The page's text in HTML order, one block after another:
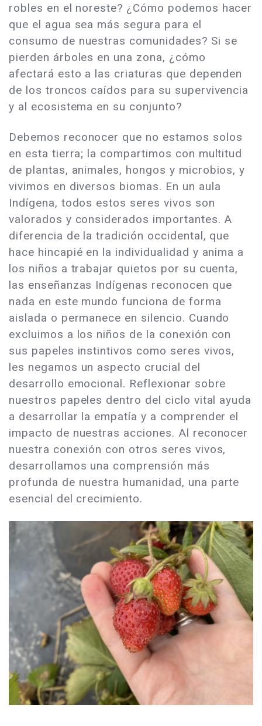
robles en el noreste? ¿Cómo podemos hacer
que el agua sea más segura para el
consumo de nuestras comunidades? Si se
pierden árboles en una zona, ¿cómo
afectará esto a las criaturas que dependen
de los troncos caídos para su supervivencia
y al ecosistema en su conjunto?
Debemos reconocer que no estamos solos
en esta tierra; la compartimos con multitud
de plantas, animales, hongos y microbios, y
vivimos en diversos biomas. En un aula
Indígena, todos estos seres vivos son
valorados y considerados importantes. A
diferencia de la tradición occidental, que
hace hincapié en la individualidad y anima a
los niños a trabajar quietos por su cuenta,
las enseñanzas Indígenas reconocen que
nada en este mundo funciona de forma
aislada o permanece en silencio. Cuando
excluimos a los niños de la conexión con
sus papeles instintivos como seres vivos,
les negamos un aspecto crucial del
desarrollo emocional. Reflexionar sobre
nuestros papeles dentro del ciclo vital ayuda
a desarrollar la empatía y a comprender el
impacto de nuestras acciones. Al reconocer
nuestra conexión con otros seres vivos,
desarrollamos una comprensión más
profunda de nuestra humanidad, una parte
esencial del crecimiento.